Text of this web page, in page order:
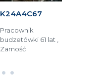
K24A4C67
Pracownik
budzetówki 61 lat ,
Zamość
4 5